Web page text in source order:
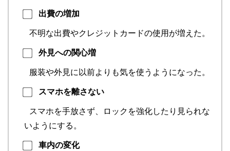
出費の増加
不明な出費やクレジットカードの使用が増えた。
外見への関心増
服装や外見に以前よりも気を使うようになった。
スマホを離さない
スマホを手放さず、ロックを強化したり見られな
いようにする。
車内の変化